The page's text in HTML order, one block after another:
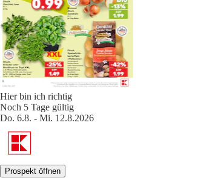
Hier bin ich richtig
Noch 5 Tage gültig
Do. 6.8. - Mi. 12.8.2026
Prospekt öffnen